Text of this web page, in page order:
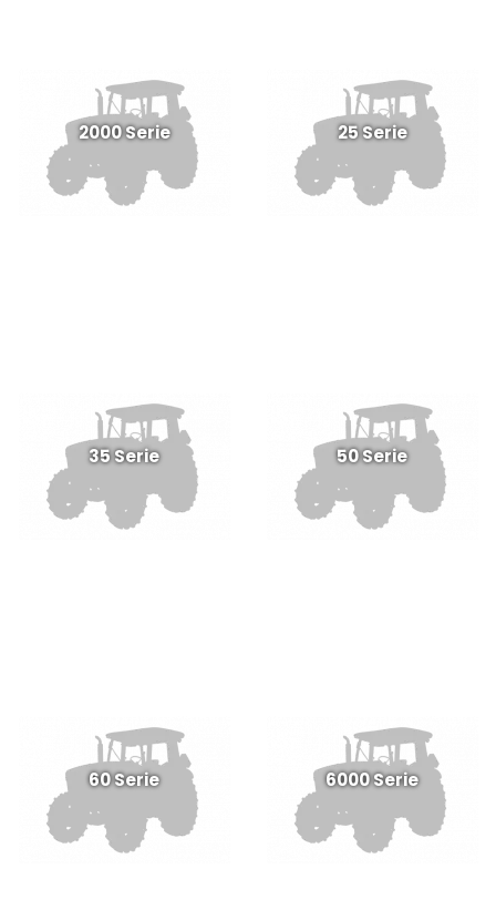
2000 Serie 25 Serie
35 Serie 50 Serie
60 Serie 6000 Serie